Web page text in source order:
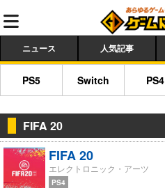
ニュース 人気記事
PS5 Switch PS4
FIFA 20
FIFA 20
エレクトロニック・アーツ
PS4